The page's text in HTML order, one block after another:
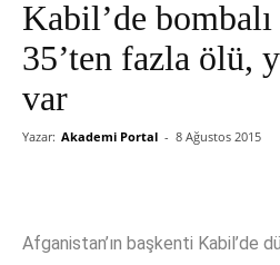
Kabil’de bombalı
35’ten fazla ölü,
var
Yazar: Akademi Portal - 8 Ağustos 2015
Afganistan’ın başkenti Kabil’de